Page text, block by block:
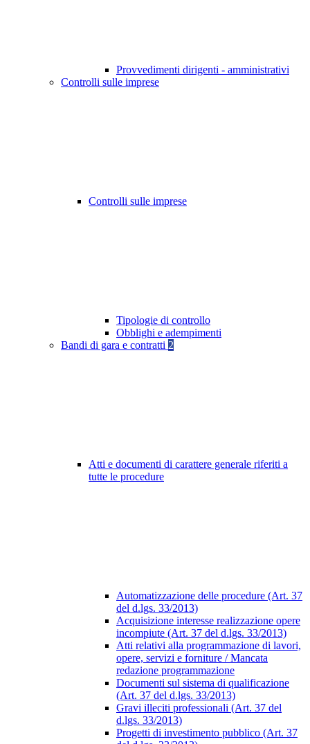
Provvedimenti dirigenti - amministrativi
Controlli sulle imprese
Controlli sulle imprese
Tipologie di controllo
Obblighi e adempimenti
Bandi di gara e contratti 2
Atti e documenti di carattere generale riferiti a
tutte le procedure
Automatizzazione delle procedure (Art. 37
del d.lgs. 33/2013)
Acquisizione interesse realizzazione opere
incompiute (Art. 37 del d.lgs. 33/2013)
Atti relativi alla programmazione di lavori,
opere, servizi e forniture / Mancata
redazione programmazione
Documenti sul sistema di qualificazione
(Art. 37 del d.lgs. 33/2013)
Gravi illeciti professionali (Art. 37 del
d.lgs. 33/2013)
Progetti di investimento pubblico (Art. 37